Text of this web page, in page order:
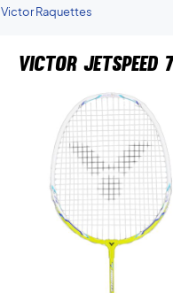
Victor Raquettes
Victor Jetspeed